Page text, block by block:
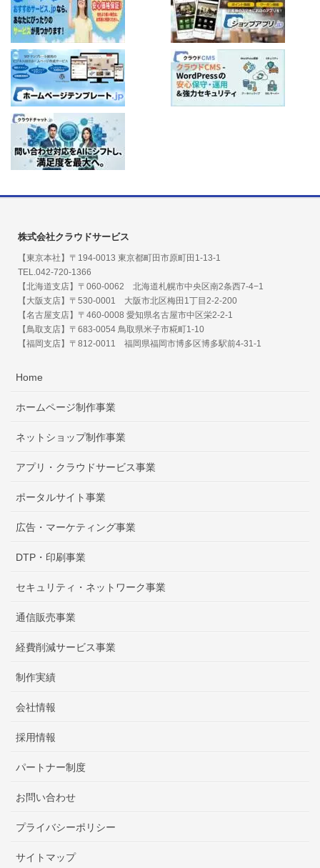
株式会社クラウドサービス
【東京本社】〒194-0013 東京都町田市原町田1-13-1
TEL.042-720-1366
【北海道支店】〒060-0062 北海道札幌市中央区南2条西7-4−1
【大阪支店】〒530-0001 大阪市北区梅田1丁目2-2-200
【名古屋支店】〒460-0008 愛知県名古屋市中区栄2-2-1
【鳥取支店】〒683-0054 鳥取県米子市糀町1-10
【福岡支店】〒812-0011 福岡県福岡市博多区博多駅前4-31-1
Home
ホームページ制作事業
ネットショップ制作事業
アプリ・クラウドサービス事業
ポータルサイト事業
広告・マーケティング事業
DTP・印刷事業
セキュリティ・ネットワーク事業
通信販売事業
経費削減サービス事業
制作実績
会社情報
採用情報
パートナー制度
お問い合わせ
プライバシーポリシー
サイトマップ